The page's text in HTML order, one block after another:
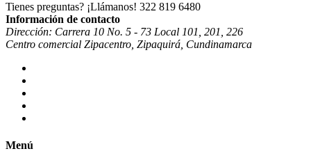
Tienes preguntas? ¡Llámanos! 322 819 6480
Información de contacto
Dirección: Carrera 10 No. 5 - 73 Local 101, 201, 226
Centro comercial Zipacentro, Zipaquirá, Cundinamarca
Menú